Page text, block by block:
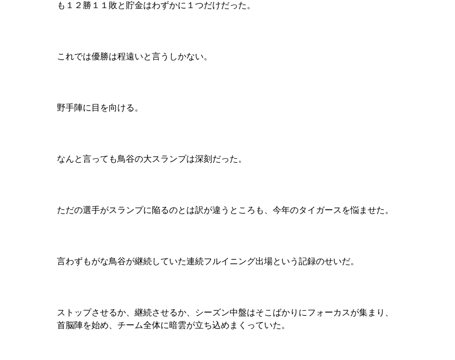
も１２勝１１敗と貯金はわずかに１つだけだった。
これでは優勝は程遠いと言うしかない。
野手陣に目を向ける。
なんと言っても鳥谷の大スランプは深刻だった。
ただの選手がスランプに陥るのとは訳が違うところも、今年のタイガースを悩ませた。
言わずもがな鳥谷が継続していた連続フルイニング出場という記録のせいだ。
ストップさせるか、継続させるか、シーズン中盤はそこばかりにフォーカスが集まり、
首脳陣を始め、チーム全体に暗雲が立ち込めまくっていた。